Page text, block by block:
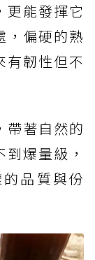
更能發揮它
，偏硬的熟
有韌性但不
帶著自然的
爆量級，
品質與份